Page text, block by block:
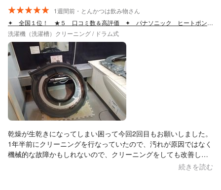
予約後すぐにメッセージがあり、その後もやり取りもかなりスム
ーズでした。見積りも説明欄記載の通り。また、メッセージ内で
エラーメッセージの具体的な質問まであり、かなり業界に精通し
た業者様だと感じました。 【施工時】 車両の内部や工具類は整理
整頓されており第一印象◎。施工の順序について説明を受けて作
業開始。作業途中にも色々とドラム式洗濯機のことについて教え
ていただきました。 【総評】 くらしのマーケット出店後3ヵ月し
か経過していないとのことで口コミは少ないですが、本当にすべ
て分解して徹底的に清掃していただきました（他社は分解しない
部分や表面的な洗浄に留まることもあるようです）。想像してい
た以上の作業内容で、価格以上の価値を感じています。ドラム式
らに任せるべきです。特に浜松市内で同様の業者は少ないので、
浜松市民や近隣の方は是非こちらの業者様をおすすめします。
1週間前・とんかつは飲み物さん
✦ 全国１位！ ★５ 口コミ数＆高評価 ✦ パナソニック ヒートポンプ無料です！
洗濯機（洗濯槽）クリーニング / ドラム式
乾燥が生乾きになってしまい困って今回2回目もお願いしました。
1年半前にクリーニングを行なっていたので、汚れが原因ではなく
機械的な故障かもしれないので、クリーニングをしても改善しな
いかもしれないですとメッセージやり取りでお話してくれました
続きを読む